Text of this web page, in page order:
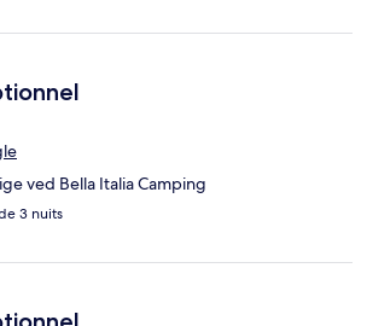
ved Bella Italia Camping
3 nuits